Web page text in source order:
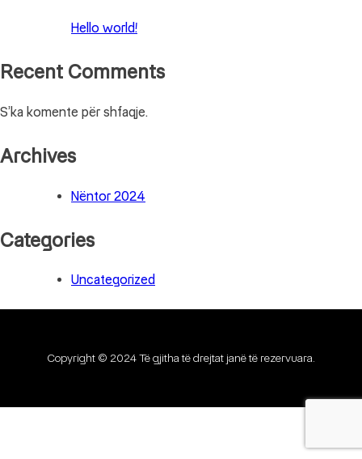
Hello world!
Recent Comments
S’ka komente për shfaqje.
Archives
Nëntor 2024
Categories
Uncategorized
Copyright © 2024 Të gjitha të drejtat janë të rezervuara.